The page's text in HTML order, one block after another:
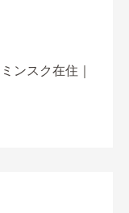
ンスク在住｜